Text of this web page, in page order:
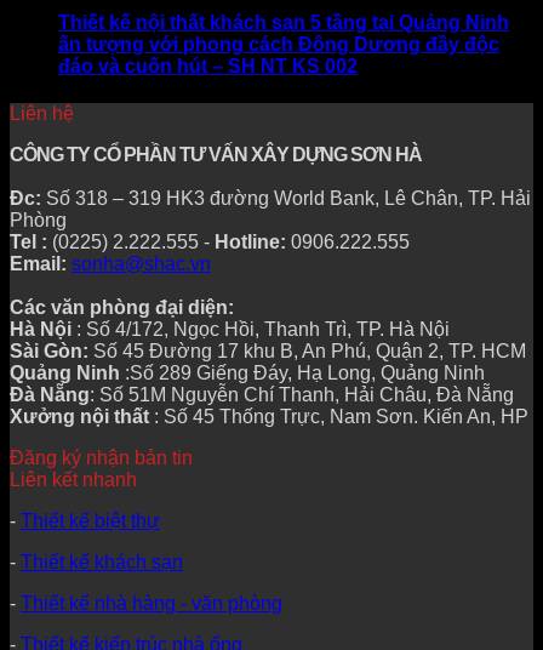
Thiết kế nội thất khách sạn 5 tầng tại Quảng Ninh
ấn tượng với phong cách Đông Dương đầy độc
đáo và cuốn hút – SH NT KS 002
Liên hệ
CÔNG TY CỔ PHẦN TƯ VẤN XÂY DỰNG SƠN HÀ
Đc: Số 318 – 319 HK3 đường World Bank, Lê Chân, TP. Hải
Phòng
Tel : (0225) 2.222.555 - Hotline: 0906.222.555
Email: sonha@shac.vn
Các văn phòng đại diện:
Hà Nội : Số 4/172, Ngọc Hồi, Thanh Trì, TP. Hà Nội
Sài Gòn: Số 45 Đường 17 khu B, An Phú, Quận 2, TP. HCM
Quảng Ninh :Số 289 Giếng Đáy, Hạ Long, Quảng Ninh
Đà Nẵng: Số 51M Nguyễn Chí Thanh, Hải Châu, Đà Nẵng
Xưởng nội thất : Số 45 Thống Trực, Nam Sơn. Kiến An, HP
Đăng ký nhận bản tin
Liên kết nhanh
- Thiết kế biệt thự
- Thiết kế khách sạn
- Thiết kế nhà hàng - văn phòng
- Thiết kế kiến trúc nhà ống